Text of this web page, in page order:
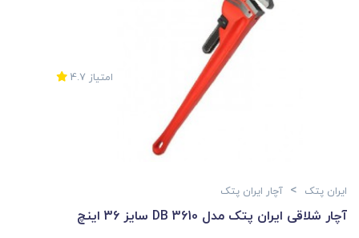
امتیاز 4.7
ایران پتک > آچار ایران پتک
آچار شلاقی ایران پتک مدل DB 3610 سایز 36 اینچ